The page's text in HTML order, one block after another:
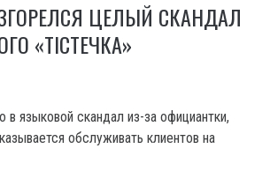
ЦЕЛЫЙ СКАНДАЛ
«ТІСТЕЧКА»
в языковой скандал из-за официантки,
обслуживать клиентов на